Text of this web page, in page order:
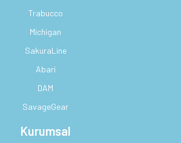
Trabucco
Michigan
SakuraLine
Abari
DAM
SavageGear
Kurumsal